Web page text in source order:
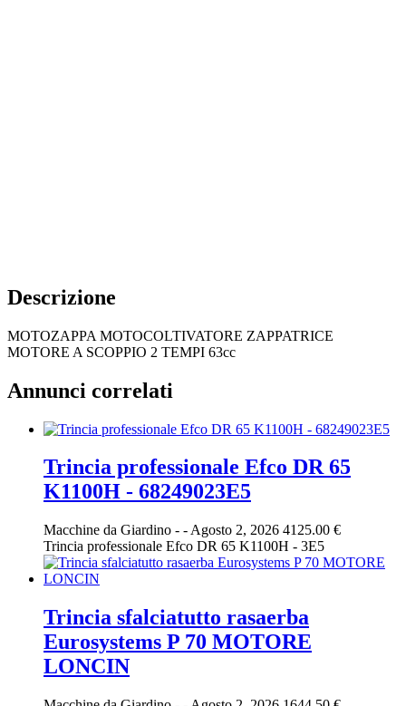
Descrizione
MOTOZAPPA MOTOCOLTIVATORE ZAPPATRICE
MOTORE A SCOPPIO 2 TEMPI 63cc
Annunci correlati
Trincia professionale Efco DR 65
K1100H - 68249023E5
Macchine da Giardino - - Agosto 2, 2026 4125.00 €
Trincia professionale Efco DR 65 K1100H - 3E5
Trincia sfalciatutto rasaerba
Eurosystems P 70 MOTORE
LONCIN